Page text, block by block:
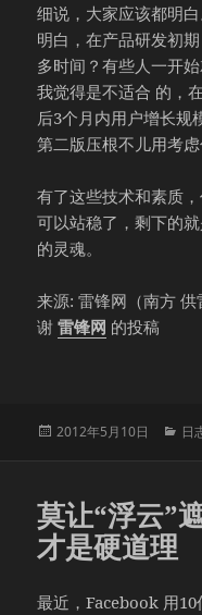
细说，大家应该都明
明白，在产品研发初
多时间？有些人一开
我觉得是不适合 的，
后3个月内用户增长规
第二版压根不儿用考
有了这些技术和素质
可以站稳了，剩下的
的灵魂。
来源: 雷锋网（南方
谢雷锋网 的投稿
发
2012年5月10日
分
日
莫让“浮云”
才是硬道理
最近，Facebook 用